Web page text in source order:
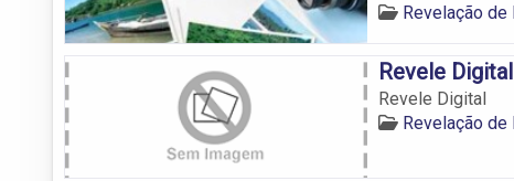
Revelação de
Revele Digital
Revele Digital
Revelação de